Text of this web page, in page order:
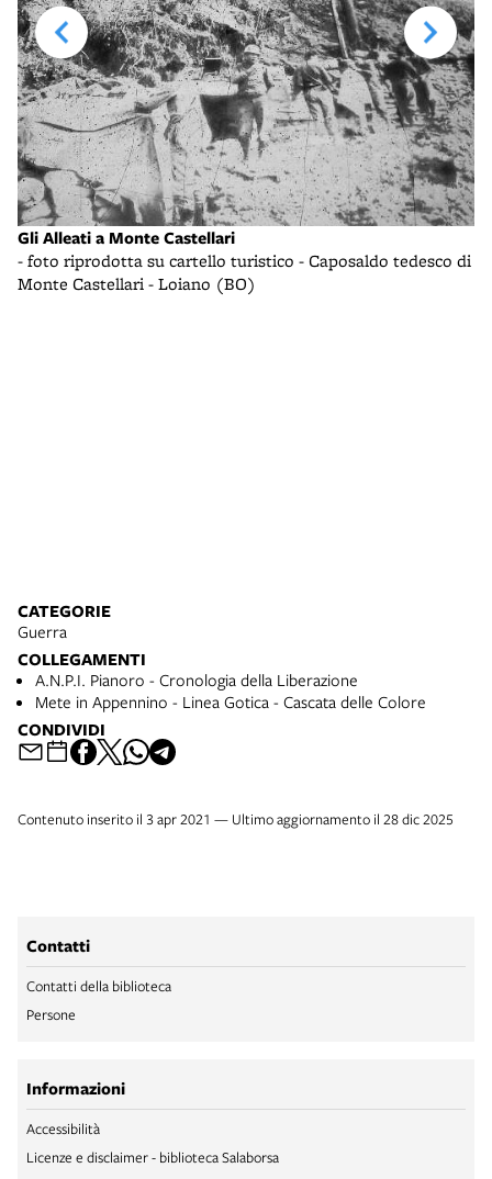
Gli Alleati a Monte Castellari
- foto riprodotta su cartello turistico - Caposaldo tedesco di
Monte Castellari - Loiano (BO)
CATEGORIE
Guerra
COLLEGAMENTI
A.N.P.I. Pianoro - Cronologia della Liberazione
Mete in Appennino - Linea Gotica - Cascata delle Colore
CONDIVIDI
Contenuto inserito il 3 apr 2021 — Ultimo aggiornamento il 28 dic 2025
Contatti
Contatti della biblioteca
Persone
Informazioni
Accessibilità
Licenze e disclaimer - biblioteca Salaborsa